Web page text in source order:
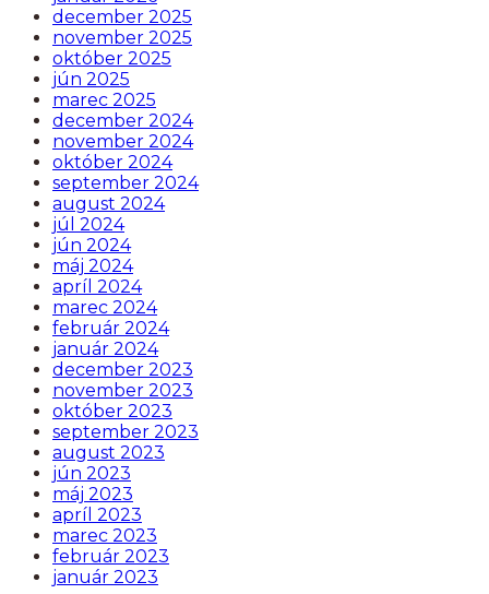
december 2025
november 2025
október 2025
jún 2025
marec 2025
december 2024
november 2024
október 2024
september 2024
august 2024
júl 2024
jún 2024
máj 2024
apríl 2024
marec 2024
február 2024
január 2024
december 2023
november 2023
október 2023
september 2023
august 2023
jún 2023
máj 2023
apríl 2023
marec 2023
február 2023
január 2023